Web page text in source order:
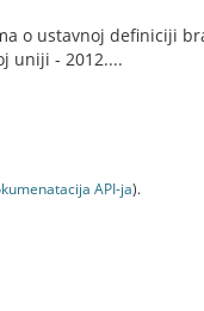
o ustavnoj definiciji
uniji - 2012....
API-jа).